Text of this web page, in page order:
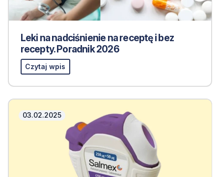
Leki na nadciśnienie na receptę i bez
recepty. Poradnik 2026
Czytaj wpis
03.02.2025